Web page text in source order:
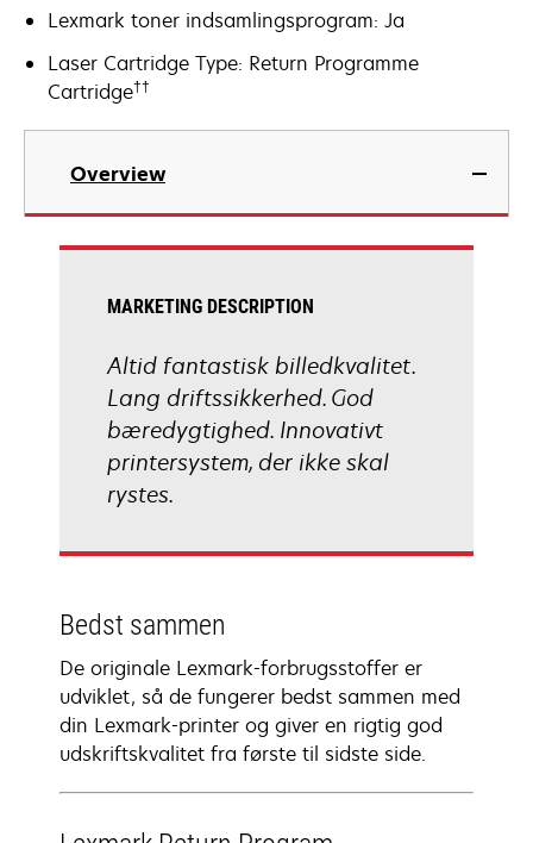
Lexmark toner indsamlingsprogram: Ja
Laser Cartridge Type: Return Programme
Cartridge††
Overview
MARKETING DESCRIPTION
Altid fantastisk billedkvalitet.
Lang driftssikkerhed. God
bæredygtighed. Innovativt
printersystem, der ikke skal
rystes.
Bedst sammen
De originale Lexmark-forbrugsstoffer er
udviklet, så de fungerer bedst sammen med
din Lexmark-printer og giver en rigtig god
udskriftskvalitet fra første til sidste side.